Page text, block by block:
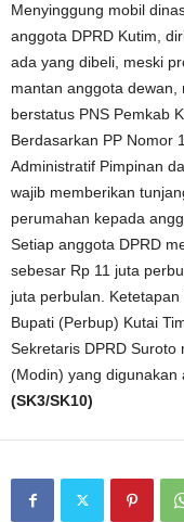
Menyinggung mobil
anggota DPRD Kutim,
ada yang dibeli, meski
mantan anggota dewan,
berstatus PNS Pemkab
Berdasarkan PP Nomor
Administratif Pimpinan
wajib memberikan
perumahan kepada
Setiap anggota DPRD
sebesar Rp 11 juta
juta perbulan.
Bupati (Perbup) Kutai
Sekretaris DPRD
(Modin) yang digunakan
(SK3/SK10)